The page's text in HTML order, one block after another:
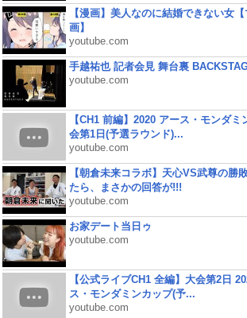
【漫画】美人なのに結婚できない女
画】
youtube.com
手越祐也 記者会見 舞台裏
youtube.com
【CH1 前編】2020 アース・モンダミ
会第1日(予選ラウンド)...
youtube.com
【朝倉未来コラボ】天心VS武尊の勝
たら、まさかの回答が!!!
youtube.com
お家デート当日ゥ
youtube.com
【公式ライブCH1 全編】大会第2日
ス・モンダミンカップ(予...
youtube.com